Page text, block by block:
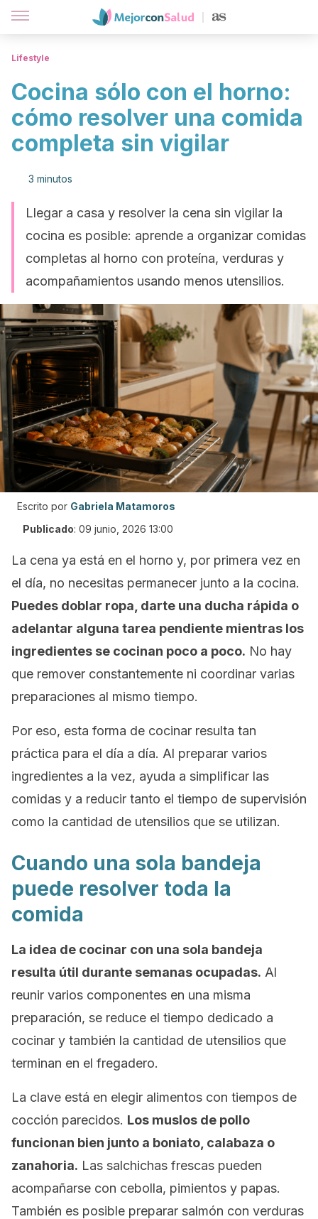
Lifestyle
Cocina sólo con el horno:
cómo resolver una comida
completa sin vigilar
3 minutos
Llegar a casa y resolver la cena sin vigilar la
cocina es posible: aprende a organizar comidas
completas al horno con proteína, verduras y
acompañamientos usando menos utensilios.
Escrito por Gabriela Matamoros
Publicado: 09 junio, 2026 13:00
La cena ya está en el horno y, por primera vez en
el día, no necesitas permanecer junto a la cocina.
Puedes doblar ropa, darte una ducha rápida o
adelantar alguna tarea pendiente mientras los
ingredientes se cocinan poco a poco. No hay
que remover constantemente ni coordinar varias
preparaciones al mismo tiempo.
Por eso, esta forma de cocinar resulta tan
práctica para el día a día. Al preparar varios
ingredientes a la vez, ayuda a simplificar las
comidas y a reducir tanto el tiempo de supervisión
como la cantidad de utensilios que se utilizan.
Cuando una sola bandeja
puede resolver toda la
comida
La idea de cocinar con una sola bandeja
resulta útil durante semanas ocupadas. Al
reunir varios componentes en una misma
preparación, se reduce el tiempo dedicado a
cocinar y también la cantidad de utensilios que
terminan en el fregadero.
La clave está en elegir alimentos con tiempos de
cocción parecidos. Los muslos de pollo
funcionan bien junto a boniato, calabaza o
zanahoria. Las salchichas frescas pueden
acompañarse con cebolla, pimientos y papas.
También es posible preparar salmón con verduras